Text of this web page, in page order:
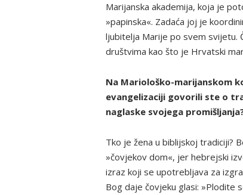
Marijanska akademija, koja je
»papinska«. Zadaća joj je
ljubitelja Marije po svem svijetu.
društvima kao što je Hrvatski
Na Mariološko-marijanskom
evangelizaciji govorili ste o
naglaske svojega
Tko je žena u biblijskoj tradiciji?
»čovjekov dom«, jer hebrejski
izraz koji se upotrebljava za
Bog daje čovjeku glasi: »Plodite